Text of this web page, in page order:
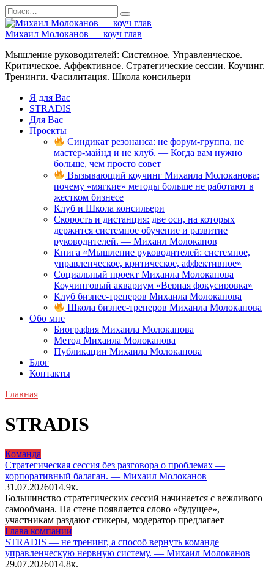
Перейти
к
содержанию
Search
for:
Михаил Молоканов — коуч глав
Мышление руководителей: Системное. Управленческое.
Критическое. Аффективное. Стратегические сессии. Коучинг.
Тренинги. Фасилитация. Школа консильери
Я для Вас
STRADIS
Для Вас
Проекты
Синдикат резонанса: не форум-группа, не
мастер-майнд и не клуб. — Когда вам нужно
больше, чем просто совет
Вызывающий коучинг Михаила Молоканова:
почему «мягкие» методы больше не работают в
жестком бизнесе
Клуб и Школа консильери
Скорость и дистанция: две оси, на которых
держится системное обучение и развитие
руководителей. — Михаил Молоканов
Книга «Мышление руководителей: системное,
управленческое, критическое, аффективное»
Социальный проект Михаила Молоканова
Коучинговый аквариум «Верная фокусировка»
Клуб бизнес-тренеров Михаила Молоканова
Школа бизнес-тренеров Михаила Молоканова
Обо мне
Биография Михаила Молоканова
Метод Михаила Молоканова
Публикации Михаила Молоканова
Блог
Контакты
Главная
STRADIS
Команда
Стратегическая сессия без разговора о проблемах —
корпоративный балаган. — Михаил Молоканов
31.07.2026014.9к.
Большинство стратегических сессий начинается с вежливого
самообмана. На стене появляется слово «будущее»,
участникам раздают стикеры, модератор предлагает
Глава компании
STRADIS — не тренинг, а способ вернуть команде
управленческую нервную систему. — Михаил Молоканов
29.07.2026014.8к.